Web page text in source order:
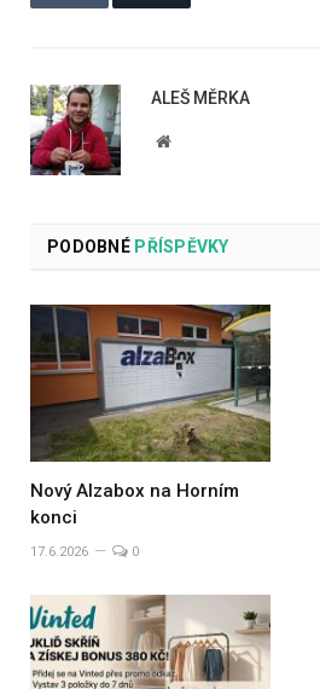
ALEŠ MĚRKA
Website
PODOBNÉPŘÍSPĚVKY
Nový Alzabox na Horním
konci
17.6.2026 0